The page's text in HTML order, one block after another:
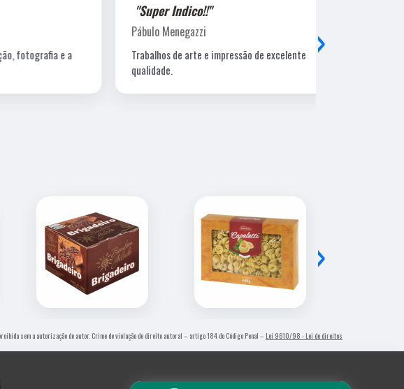
e a
"Super Indico!!"
Pábulo Menegazzi
Trabalhos de arte e impressão de excelente
›
›
sem a autorização do autor. Crime de violação de direito autoral – artigo 184 do Código Penal – Lei 9610/98 - Lei de direitos